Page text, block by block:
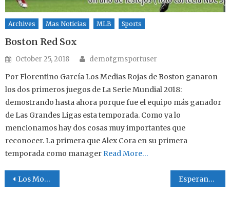
Archives Mas Noticias MLB Sports
Boston Red Sox
Posted on
October 25, 2018 Author
demofgmsportuser
Por Florentino García Los Medias Rojas de Boston ganaron
los dos primeros juegos de La Serie Mundial 2018:
demostrando hasta ahora porque fue el equipo más ganador
de Las Grandes Ligas esta temporada. Como ya lo
mencionamos hay dos cosas muy importantes que
reconocer. La primera que Alex Cora en su primera
temporada como manager Read More…
Post navigation
Los Molina Esperanza